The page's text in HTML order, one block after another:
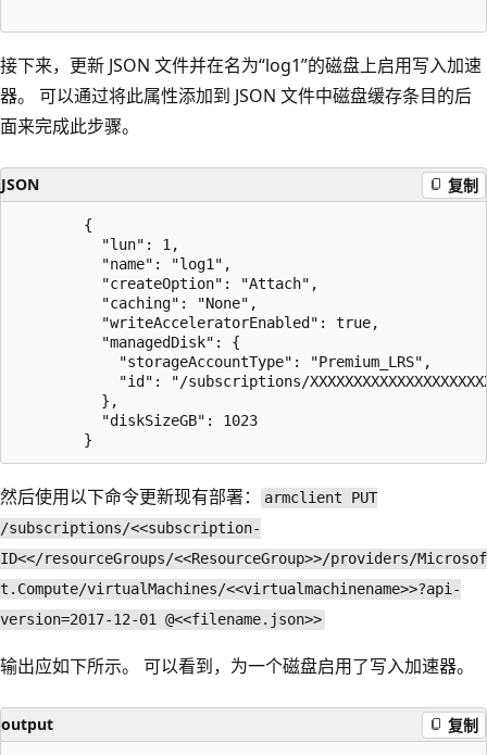
接下来，更新 JSON 文件并在名为“log1”的磁盘上启用写入加速
器。 可以通过将此属性添加到 JSON 文件中磁盘缓存条目的后
面来完成此步骤。
JSON 复制
        {
          "lun": 1,
          "name": "log1",
          "createOption": "Attach",
          "caching": "None",
          "writeAcceleratorEnabled": true,
          "managedDisk": {
            "storageAccountType": "Premium_LRS",
"id": "/subscriptions/
          },
          "diskSizeGB": 1023
然后使用以下命令更新现有部署：
armclient PUT
/subscriptions/<<subscription-
ID<</resourceGroups/<<ResourceGroup>>/providers/Microsof
t.Compute/virtualMachines/<<virtualmachinename>>?api-
version=2017-12-01 @<<filename.json>>
输出应如下所示。 可以看到，为一个磁盘启用了写入加速器。
output 复制